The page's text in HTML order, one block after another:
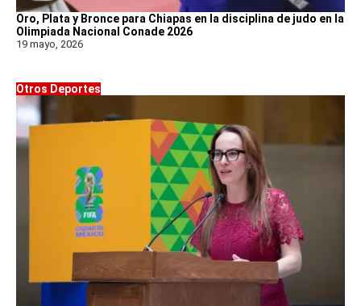
Oro, Plata y Bronce para Chiapas en la disciplina de judo en la
Olimpiada Nacional Conade 2026
19 mayo, 2026
Otros Deportes